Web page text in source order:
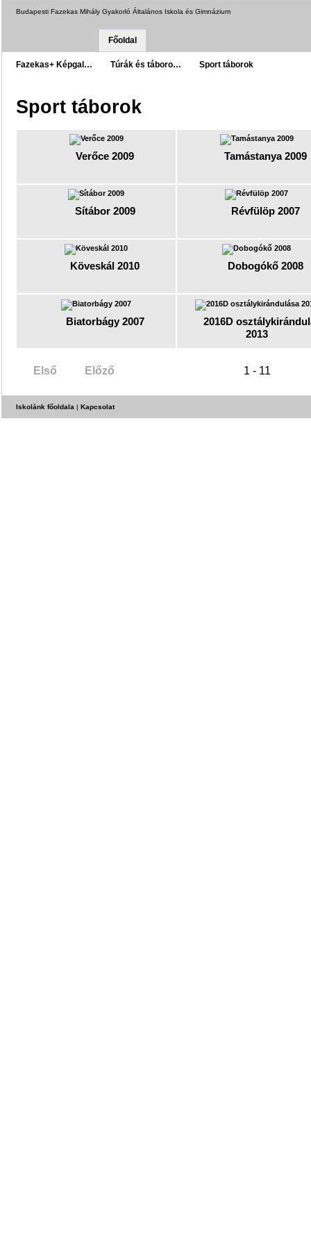
Budapesti Fazekas Mihály Gyakorló Általános Iskola és Gimnázium
Főoldal
Fazekas+ Képgal… Túrák és táboro… Sport táborok
Sport táborok
Verőce 2009 Tamástanya 2009
Sítábor 2009 Révfülöp 2007
Köveskál 2010 Dobogókő 2008
Biatorbágy 2007
2016D
2013
Első Előző 1 - 11
Iskolánk főoldala | Kapcsolat